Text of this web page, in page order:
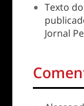
Texto
Jornal